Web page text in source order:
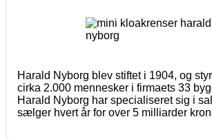
Harald Nyborg blev stiftet i 1904, og
cirka 2.000 mennesker i firmaets 33
Harald Nyborg har specialiseret sig i
sælger hvert år for over 5 milliarder